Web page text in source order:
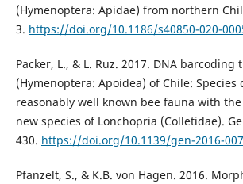
(Hymenoptera: Apidae) from northern
3. https://doi.org/10.1186/s40850-020-
Packer, L., & L. Ruz. 2017. DNA barcoding
(Hymenoptera: Apoidea) of Chile: Species
reasonably well known bee fauna with
new species of Lonchopria (Colletidae).
430. https://doi.org/10.1139/gen-2016-
Pfanzelt, S., & K.B. von Hagen. 2016.